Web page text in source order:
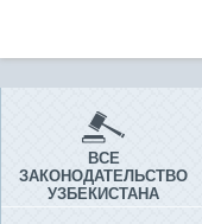
ВСЕ
ЗАКОНОДАТЕЛЬСТВО
УЗБЕКИСТАНА